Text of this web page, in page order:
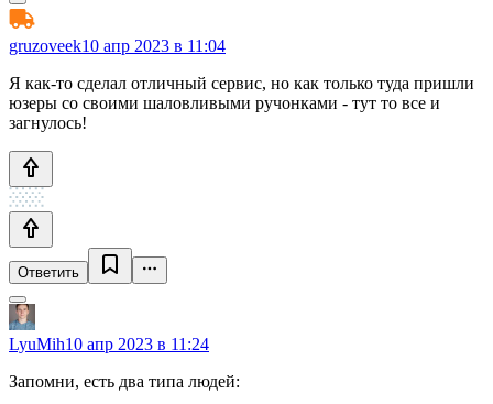
gruzoveek10 апр 2023 в 11:04
Я как-то сделал отличный сервис, но как только туда пришли
юзеры со своими шаловливыми ручонками - тут то все и
загнулось!
Ответить
LyuMih10 апр 2023 в 11:24
Запомни, есть два типа людей: